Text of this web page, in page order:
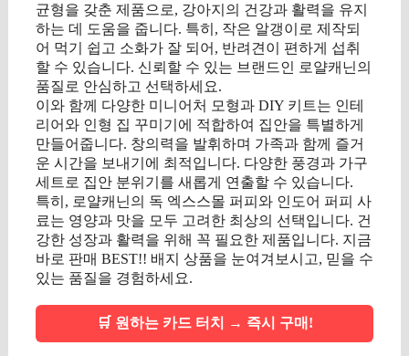
균형을 갖춘 제품으로, 강아지의 건강과 활력을 유지
하는 데 도움을 줍니다. 특히, 작은 알갱이로 제작되
어 먹기 쉽고 소화가 잘 되어, 반려견이 편하게 섭취
할 수 있습니다. 신뢰할 수 있는 브랜드인 로얄캐닌의
품질로 안심하고 선택하세요.
이와 함께 다양한 미니어처 모형과 DIY 키트는 인테
리어와 인형 집 꾸미기에 적합하여 집안을 특별하게
만들어줍니다. 창의력을 발휘하며 가족과 함께 즐거
운 시간을 보내기에 최적입니다. 다양한 풍경과 가구
세트로 집안 분위기를 새롭게 연출할 수 있습니다.
특히, 로얄캐닌의 독 엑스스몰 퍼피와 인도어 퍼피 사
료는 영양과 맛을 모두 고려한 최상의 선택입니다. 건
강한 성장과 활력을 위해 꼭 필요한 제품입니다. 지금
바로 판매 BEST!! 배지 상품을 눈여겨보시고, 믿을 수
있는 품질을 경험하세요.
🛒 원하는 카드 터치 → 즉시 구매!